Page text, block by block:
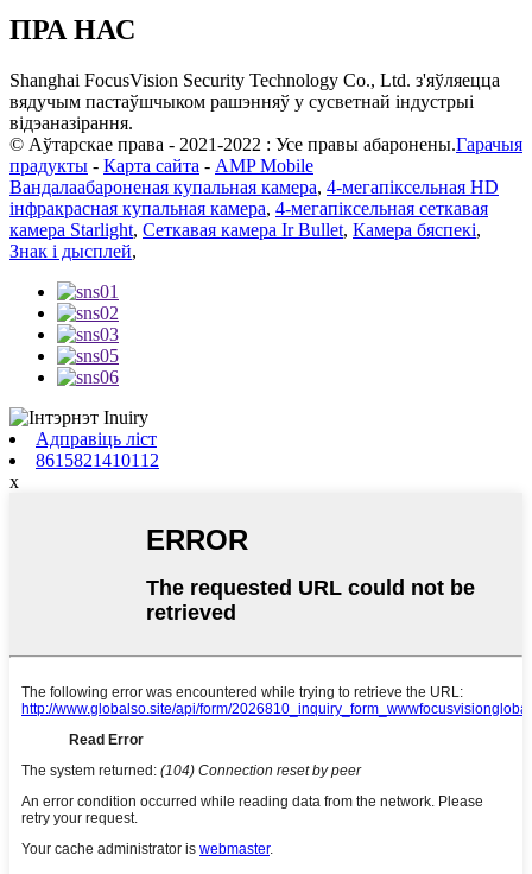
ПРА НАС
Shanghai FocusVision Security Technology Co., Ltd. з'яўляецца
вядучым пастаўшчыком рашэнняў у сусветнай індустрыі
відэаназірання.
© Аўтарскае права - 2021-2022 : Усе правы абаронены.Гарачыя
прадукты - Карта сайта - AMP Mobile
Вандалаабароненая купальная камера, 4-мегапіксельная HD
інфракрасная купальная камера, 4-мегапіксельная сеткавая
камера Starlight, Сеткавая камера Ir Bullet, Камера бяспекі,
Знак і дысплей,
Адправіць ліст
8615821410112
x